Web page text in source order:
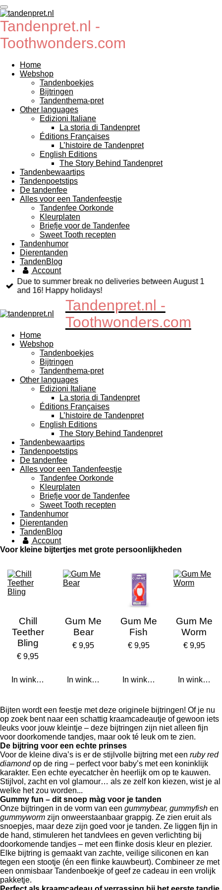
Ga
direct
naar
hoofdinhoud
Tandenpret.nl -
Toothwonders.com
Home
Webshop
Tandenboekjes
Bijtringen
Tandenthema-pret
Other languages
Edizioni Italiane
La storia di Tandenpret
Éditions Françaises
L’histoire de Tandenpret
English Editions
The Story Behind Tandenpret
Tandenbewaartips
Tandenpoetstips
De tandenfee
Alles voor een Tandenfeestje
Tandenfee Oorkonde
Kleurplaten
Briefje voor de Tandenfee
Sweet Tooth recepten
Tandenhumor
Dierentanden
TandenBlog
Account
Due to summer break no deliveries between August 1
and 16! Happy holidays!
Tandenpret.nl -
Toothwonders.com
Home
Webshop
Tandenboekjes
Bijtringen
Tandenthema-pret
Other languages
Edizioni Italiane
La storia di Tandenpret
Éditions Françaises
L’histoire de Tandenpret
English Editions
The Story Behind Tandenpret
Tandenbewaartips
Tandenpoetstips
De tandenfee
Alles voor een Tandenfeestje
Tandenfee Oorkonde
Kleurplaten
Briefje voor de Tandenfee
Sweet Tooth recepten
Tandenhumor
Dierentanden
TandenBlog
Account
Voor kleine bijtertjes met grote persoonlijkheden
Chill
Teether
Bling
€ 9,95
In winkelwagen
Gum Me
Bear
€ 9,95
In winkelwagen
Gum Me
Fish
€ 9,95
In winkelwagen
Gum Me
Worm
€ 9,95
In
Bijten wordt een feestje met deze originele bijtringen! Of je nu
op zoek bent naar een schattig kraamcadeautje of gewoon iets
leuks voor jouw kleintje – deze bijtringen zijn niet alleen fijn
voor doorkomende tandjes, maar ook té leuk om te zien.
De bijtring voor een echte prinses
Voor de kleine diva’s is er de stijlvolle bijtring met een ruby red
diamondop de ring – perfect voor baby’s met een koninklijk
karakter. Een echte eyecatcher èn heerlijk om op te kauwen.
Stijlvol, zacht en vol glamour… als ze zelf kon kiezen, wist je al
welke het zou worden...
Gummy fun – dit snoep màg voor je tanden
Onze bijtringen in de vorm van een gummybear, gummyfish en
gummyworm zijn onweerstaanbaar grappig. Ze zien eruit als
snoepjes, maar deze zijn goed voor je tanden. Ze liggen fijn in
de hand, stimuleren het tandvlees en geven verlichting bij
doorkomende tandjes – met een flinke dosis kleur en plezier.
Elke bijtring is gemaakt van zachte, veilige siliconen en kan
tegen een stootje (én een flinke kauwbeurt). Combineer ze met
een onmisbaar Tandenboekje of geef ze cadeau in een vrolijk
pakketje.